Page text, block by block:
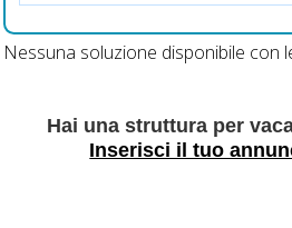
Nessuna soluzione disponibile con
Hai una struttura per
Inserisci il tuo